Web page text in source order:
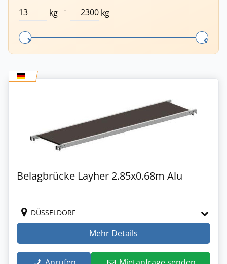
kg - kg
Belagbrücke Layher 2.85x0.68m Alu
DÜSSELDORF
Mehr Details